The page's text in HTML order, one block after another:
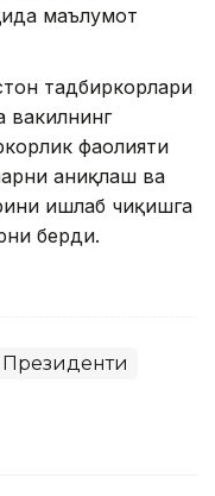
маълумот
тадбиркорлари
вакилнинг
фаолияти
аниқлаш ва
ишлаб чиқишга
берди.
Президенти